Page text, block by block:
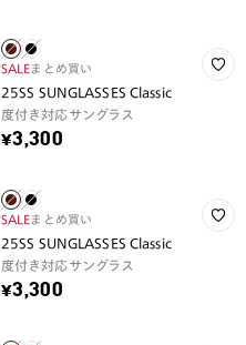
SALEまとめ買い
25SS SUNGLASSES Classic
度付き対応サングラス
¥3,300
SALEまとめ買い
25SS SUNGLASSES Classic
度付き対応サングラス
¥3,300